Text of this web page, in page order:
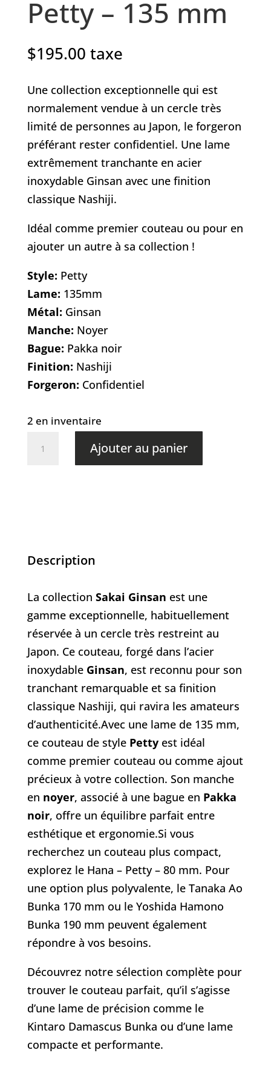
Petty – 135 mm
$195.00 taxe
Une collection exceptionnelle qui est
normalement vendue à un cercle très
limité de personnes au Japon, le forgeron
préférant rester confidentiel. Une lame
extrêmement tranchante en acier
inoxydable Ginsan avec une finition
classique Nashiji.
Idéal comme premier couteau ou pour en
ajouter un autre à sa collection !
Style: Petty
Lame: 135mm
Métal: Ginsan
Manche: Noyer
Bague: Pakka noir
Finition: Nashiji
Forgeron: Confidentiel
2 en inventaire
135
Ajouter au panier
Description
La collection Sakai Ginsan est une
gamme exceptionnelle, habituellement
réservée à un cercle très restreint au
Japon. Ce couteau, forgé dans l’acier
inoxydable Ginsan, est reconnu pour son
tranchant remarquable et sa finition
classique Nashiji, qui ravira les amateurs
d’authenticité.Avec une lame de 135 mm,
ce couteau de style Pettyest idéal
comme premier couteau ou comme ajout
précieux à votre collection. Son manche
en noyer, associé à une bague en Pakka
noir, offre un équilibre parfait entre
esthétique et ergonomie.Si vous
recherchez un couteau plus compact,
explorez le Hana – Petty – 80 mm. Pour
une option plus polyvalente, le Tanaka Ao
Bunka 170 mm ou le Yoshida Hamono
Bunka 190 mm peuvent également
répondre à vos besoins.
Découvrez notre sélection complète pour
trouver le couteau parfait, qu’il s’agisse
d’une lame de précision comme le
Kintaro Damascus Bunka ou d’une lame
compacte et performante.